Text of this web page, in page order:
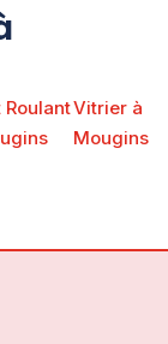
RoulantVitrier à
Mougins